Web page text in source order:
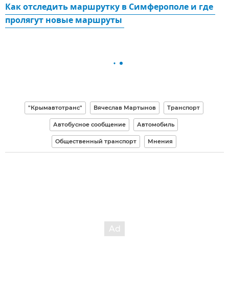
Как отследить маршрутку в Симферополе и где
пролягут новые маршруты
"Крымавтотранс" Вячеслав Мартынов Транспорт
Автобусное сообщение Автомобиль
Общественный транспорт Мнения